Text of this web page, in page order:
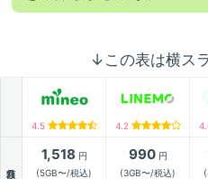
↓この表は横ス
4.5 4.2
1,518 円
(5GB〜/税込)
990円
(3GB〜/税込)